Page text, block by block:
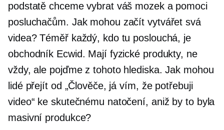
podstatě chceme vybrat váš mozek a pomoci
posluchačům. Jak mohou začít vytvářet svá
videa? Téměř každý, kdo tu poslouchá, je
obchodník Ecwid. Mají fyzické produkty, ne
vždy, ale pojďme z tohoto hlediska. Jak mohou
lidé přejít od „Člověče, já vím, že potřebuji
video“ ke skutečnému natočení, aniž by to byla
masivní produkce?